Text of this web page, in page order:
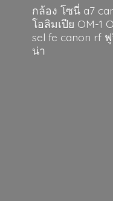
กล้อง โซนี่ a7
โอลิมเปีย OM-1
sel fe canon rf
น่า